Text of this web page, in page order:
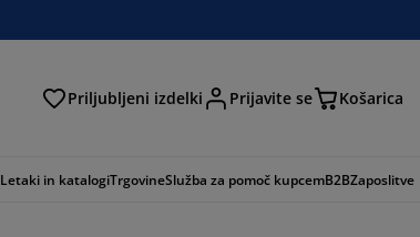
Priljubljeni izdelki Prijavite se Košarica
Letaki in katalogiTrgovineSlužba za pomoč kupcemB2BZaposlitve